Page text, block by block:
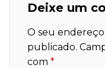
Deixe um
O seu
publicado.
com *